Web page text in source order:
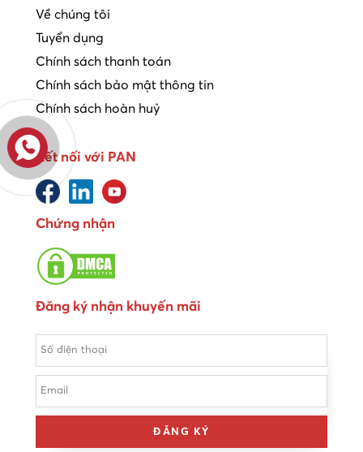
Về chúng tôi
Tuyển dụng
Chính sách thanh toán
Chính sách bảo mật thông tin
Chính sách hoàn huỷ
Kết nối với PAN
Chứng nhận
Đăng ký nhận khuyến mãi
ĐĂNG KÝ